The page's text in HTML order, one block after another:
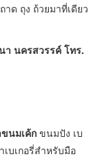
ด ถุง ถ้วยมาที่เดียว
า นครสวรรค์ โทร.
นมเค้ก ขนมปัง เบ
บเกอรี่สำหรับมือ